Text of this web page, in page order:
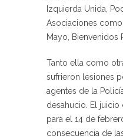
Izquierda Unida,
Asociaciones como
Mayo, Bienvenidos
Tanto ella como
sufrieron lesiones
agentes de la
desahucio. El juicio
para el 14 de
consecuencia de